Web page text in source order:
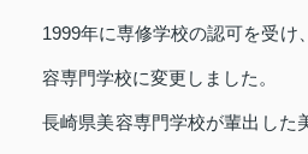
1999年に専修学校の認可を受け
容専門学校に変更しました。
長崎県美容専門学校が輩出した